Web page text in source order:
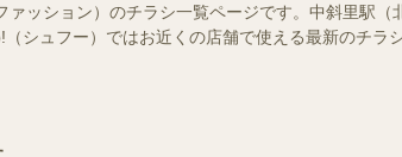
ァッション）のチラシ一覧ページです。中斜里駅
シュフー）ではお近くの店舗で使える最新のチラ